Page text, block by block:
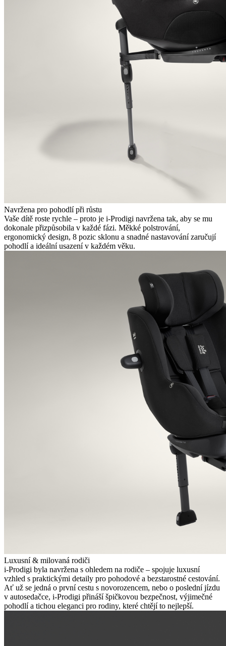
Navržena pro pohodlí při růstu
Vaše dítě roste rychle – proto je i-Prodigi navržena tak, aby se mu
dokonale přizpůsobila v každé fázi. Měkké polstrování,
ergonomický design, 8 pozic sklonu a snadné nastavování zaručují
pohodlí a ideální usazení v každém věku.
Luxusní & milovaná rodiči
i-Prodigi byla navržena s ohledem na rodiče – spojuje luxusní
vzhled s praktickými detaily pro pohodové a bezstarostné cestování.
Ať už se jedná o první cestu s novorozencem, nebo o poslední jízdu
v autosedačce, i-Prodigi přináší špičkovou bezpečnost, výjimečné
pohodlí a tichou eleganci pro rodiny, které chtějí to nejlepší.